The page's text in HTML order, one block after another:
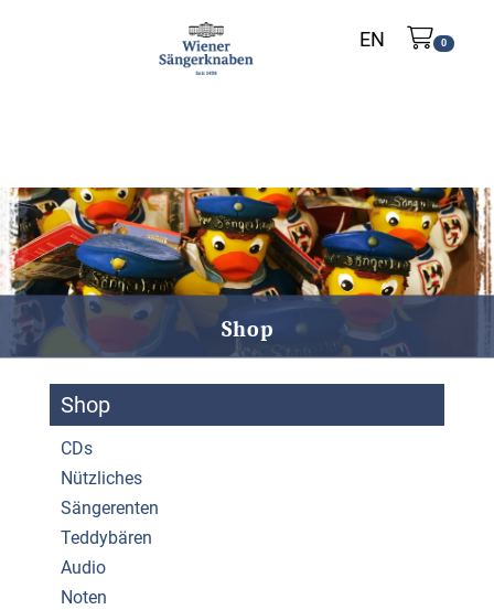
EN 0
Shop
Shop
CDs
Nützliches
Sängerenten
Teddybären
Audio
Noten